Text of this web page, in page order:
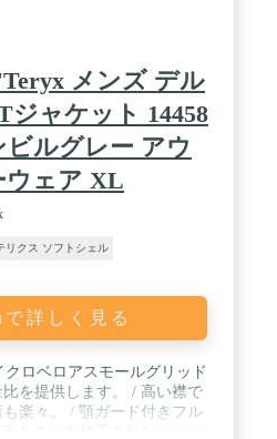
メンズ デル
ジャケット 14458
ビルグレー アウ
ウェア XL
リクス ソフトシェル
詳しく見る
クロベロアスモールグリッド
を提供します。 / 高い襟で
楽々。 / 顎ガード付きフル